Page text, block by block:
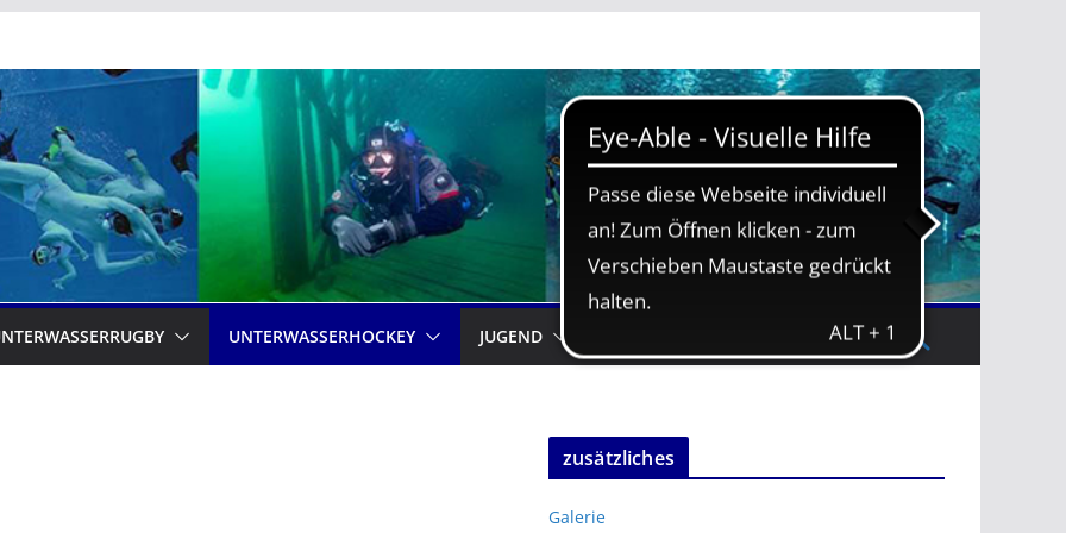
UNTERWASSERHOCKEY JUGEND
zusätzliches
Galerie